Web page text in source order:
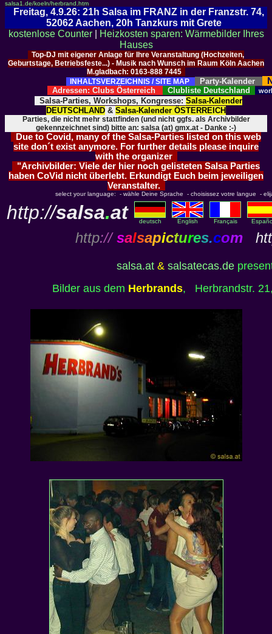
salsa1.de/koeln/herbrand.htm
Freitag, 4.9.26: 21h Salsa im FRANZ in der Franzstr. 74,
52062 Aachen, 20h Tanzkurs mit Grete
kostenlose Counter|
Heizkosten sparen: Wärmebilder Ihres
Hauses
Top-DJ mit eigener Anlage für Ihre Veranstaltung (Hochzeiten,
Geburtstage, Betriebsfeste...) - Musik nach Wunsch im Raum Köln Aachen
M.gladbach: 0163-888 7445
INHALTSVERZEICHNIS / SITE MAP
Party-Kalender
Adressen: Clubs Österreich Clubliste Deutschland
Salsa-Parties, Workshops, Kongresse: Salsa-Kalender
DEUTSCHLAND & Salsa-Kalender ÖSTERREICH
Parties, die nicht mehr stattfinden (und nicht ggfs. als Archivbilder
gekennzeichnet sind) bitte an: salsa (at) gmx.at - Danke :-)
Due to Covid, many of the Salsa-Parties listed on this web
site don´t exist anymore. For further details please inquire
with the organizer
"Archivbilder: Viele der hier noch gelisteten Salsa Parties
haben CoVid nicht überlebt. Erkundigt Euch beim jeweiligen
Veranstalter.
select your language: - wähle Deine Sprache - choisissez votre langue -
http://salsa.at deutsch English Français
http:// salsapictures.com
salsa.at & salsatecas.de
Bilder aus dem Herbrands, Herbrandstr.